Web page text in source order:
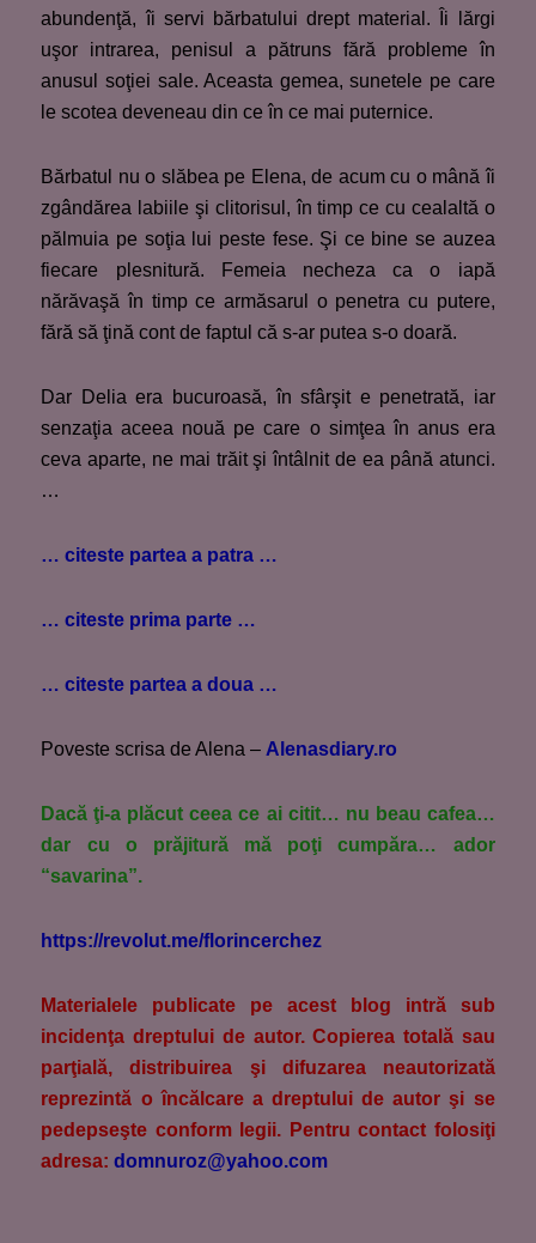
abundenţă, îi servi bărbatului drept material. Îi lărgi
uşor intrarea, penisul a pătruns fără probleme în
anusul soţiei sale. Aceasta gemea, sunetele pe care
le scotea deveneau din ce în ce mai puternice.
Bărbatul nu o slăbea pe Elena, de acum cu o mână îi
zgândărea labiile şi clitorisul, în timp ce cu cealaltă o
pălmuia pe soţia lui peste fese. Şi ce bine se auzea
fiecare plesnitură. Femeia necheza ca o iapă
nărăvaşă în timp ce armăsarul o penetra cu putere,
fără să ţină cont de faptul că s-ar putea s-o doară.
Dar Delia era bucuroasă, în sfârşit e penetrată, iar
senzaţia aceea nouă pe care o simţea în anus era
ceva aparte, ne mai trăit şi întâlnit de ea până atunci.
…
… citeste partea a patra …
… citeste prima parte …
… citeste partea a doua …
Poveste scrisa de Alena – Alenasdiary.ro
Dacă ţi-a plăcut ceea ce ai citit… nu beau cafea…
dar cu o prăjitură mă poţi cumpăra… ador
“savarina”.
https://revolut.me/florincerchez
Materialele publicate pe acest blog intră sub
incidenţa dreptului de autor. Copierea totală sau
parţială, distribuirea şi difuzarea neautorizată
reprezintă o încălcare a dreptului de autor şi se
pedepseşte conform legii. Pentru contact folosiţi
adresa: domnuroz@yahoo.com